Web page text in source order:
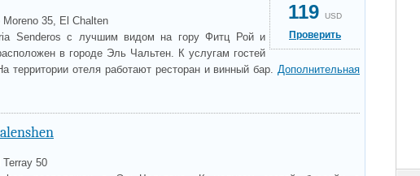
119 USD
Проверить
Moreno 35, El Chalten
Senderos с лучшим видом на гору Фитц Рой и
в городе Эль Чальтен. К услугам гостей
территории отеля работают ресторан и винный бар. Дополнительная
Terray 50